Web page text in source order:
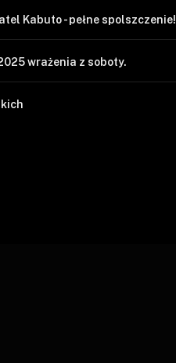
Kabuto - pełne spolszczenie!
wrażenia z soboty.